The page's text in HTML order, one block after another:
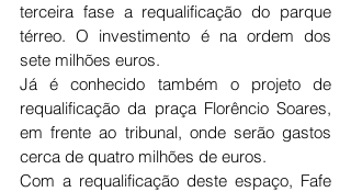
terceira fase a requalificação do parque
térreo. O investimento é na ordem dos
sete milhões euros.
Já é conhecido também o projeto de
requalificação da praça Florêncio Soares,
em frente ao tribunal, onde serão gastos
cerca de quatro milhões de euros.
Com a requalificação deste espaço, Fafe